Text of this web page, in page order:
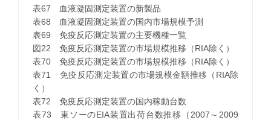
表67 血液凝固測定装置の新製品
表68 血液凝固測定装置の国内市場規模予測
表69 免疫反応測定装置の主要機種一覧
図22 免疫反応測定装置の市場規模推移（RIA除く）
表70 免疫反応測定装置の市場規模推移（RIA除く）
表71 免疫反応測定装置の市場規模金額推移（RIA除
く）
表72 免疫反応測定装置の国内稼動台数
表73 東ソーのEIA装置出荷台数推移（2007～2009